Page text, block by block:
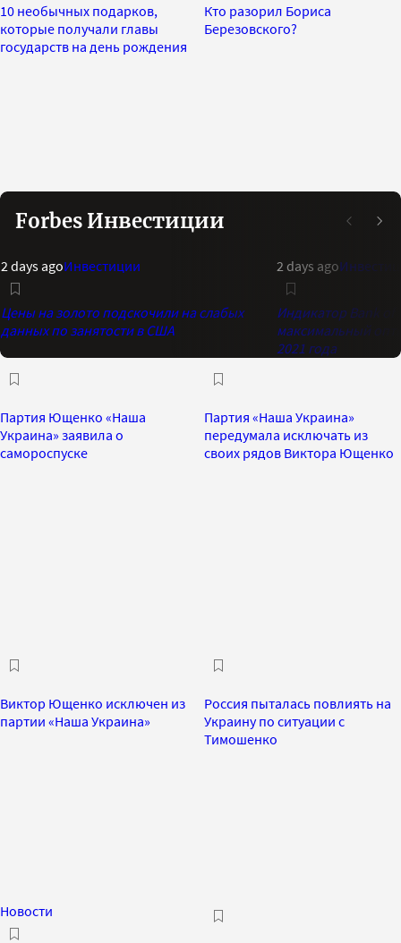
10 необычных подарков,
которые получали главы
государств на день рождения
Кто разорил Бориса
Березовского?
Forbes Инвестиции
2 days agoИнвестиции
Цены на золото подскочили на слабых
данных по занятости в США
2 days ago
Индикатор Bank of
максимальный
2021 года
Партия Ющенко «Наша
Украина» заявила о
самороспуске
Партия «Наша Украина»
передумала исключать из
своих рядов Виктора Ющенко
Виктор Ющенко исключен из
партии «Наша Украина»
Россия пыталась повлиять на
Украину по ситуации с
Тимошенко
Новости